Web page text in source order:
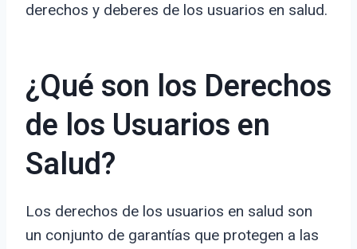
derechos y deberes de los usuarios en salud.
¿Qué son los Derechos
de los Usuarios en
Salud?
Los derechos de los usuarios en salud son
un conjunto de garantías que protegen a las